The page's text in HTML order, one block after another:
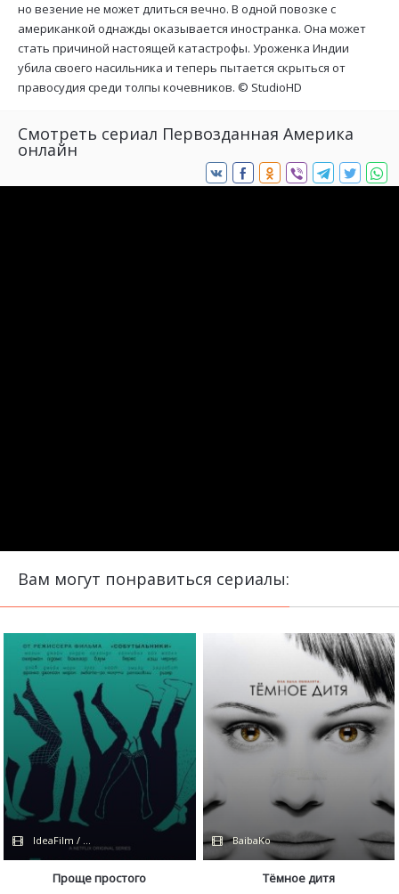
но везение не может длиться вечно. В одной повозке с
американкой однажды оказывается иностранка. Она может
стать причиной настоящей катастрофы. Уроженка Индии
убила своего насильника и теперь пытается скрыться от
правосудия среди толпы кочевников. © StudioHD
Смотреть сериал Первозданная Америка
онлайн
Вам могут понравиться сериалы:
IdeaFilm / Coldfilm
Проще простого
BaibaKo
Тёмное дитя